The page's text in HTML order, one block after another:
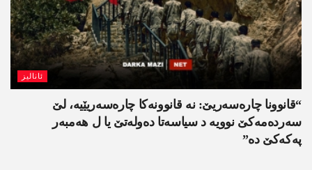
ئانالیز
“قانوونا چارەسەریێ: نە قانوونەکا چارەسەریێیە، لێ
سەردەمەکێ نوویە د سیاسەتا دەولەتێ یا ل ھەمبەر
پەکەکێ دە”